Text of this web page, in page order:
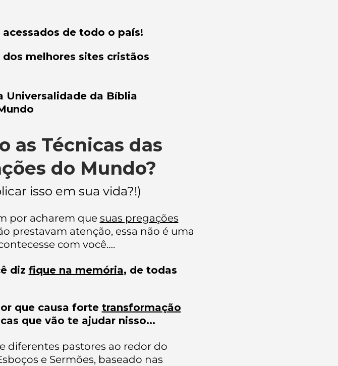
de todo o país!
melhores sites cristãos
Universalidade da Bíblia
as Técnicas das
do Mundo?
isso em sua vida?!)
por acharem que suas pregações
prestavam atenção, essa não é uma
com você….
diz fique na memória, de todas
que causa forte transformação
que vão te ajudar nisso...
diferentes pastores ao redor do
e Sermões, baseado nas